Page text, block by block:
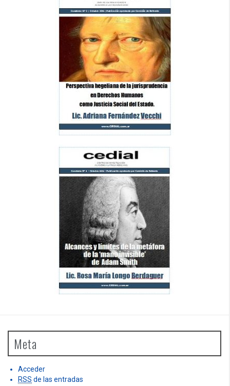
Meta
Acceder
RSS de las entradas